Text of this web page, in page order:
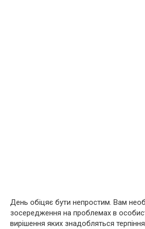
День обіцяє бути непростим. Вам
зосередження на проблемах в
вирішення яких знадобляться